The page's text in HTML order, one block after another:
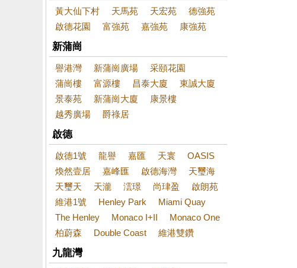
黃大仙下村 天馬苑 天宏苑
德強苑
啟德花園
富強苑 嘉強苑 康強苑
新蒲崗
譽港灣 新蒲崗廣場
采頤花園
蒲崗樓
富源樓 昌泰大廈
東誠大廈
景泰苑
新蒲崗大廈
康景樓
越秀廣場
爵祿居
啟德
啟德1號 龍譽 嘉匯 天寰
OASIS
煥然壹居
嘉峰匯 啟德海灣
天璽海
天璽天
天瀧 澐璟 尚珒盈
啟朗苑
維港1號
Henley Park
Miami Quay
The Henley
Monaco I+II
Monaco One
柏蔚森
Double Coast 維港雙鑽
九龍灣